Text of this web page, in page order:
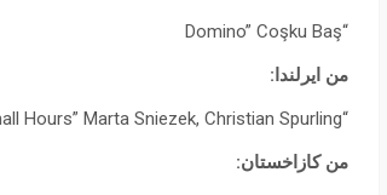
“Domino” Coşku Baş
من ايرلندا:
“Small Hours” Marta Sniezek, Christian Spurling
من كازاخستان: